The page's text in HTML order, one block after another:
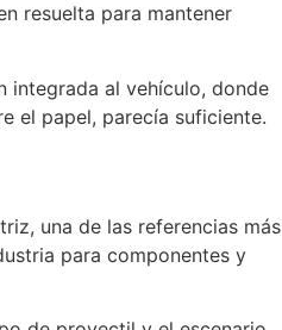
resuelta para mantener
integrada al vehículo, donde
el papel, parecía suficiente.
una de las referencias más
para componentes y